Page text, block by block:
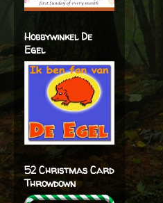
Hobbywinkel De
Egel
52 Christmas Card
Throwdown